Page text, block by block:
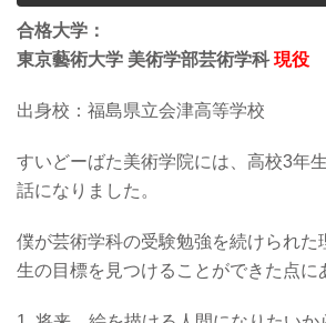
合格大学：
東京藝術大学 美術学部芸術学科現役
出身校： 福島県立会津高等学校
すいどーばた美術学院には、高校3年
話になりました。
僕が芸術学科の受験勉強を続けられた
生の目標を見つけることができた点に